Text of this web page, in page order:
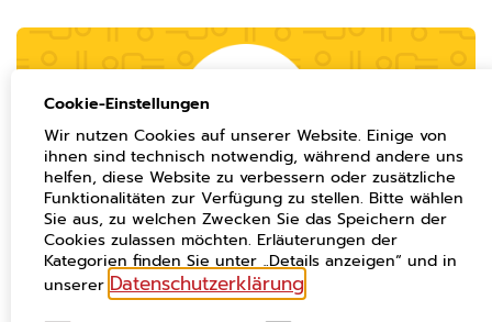
Der Schlüssel für eine moderne und
souveräne Verwaltung
Cookie-Einstellungen
Wir nutzen Cookies auf unserer Website. Einige von
ihnen sind technisch notwendig, während andere uns
helfen, diese Website zu verbessern oder zusätzliche
Funktionalitäten zur Verfügung zu stellen. Bitte wählen
Sie aus, zu welchen Zwecken Sie das Speichern der
Cookies zulassen möchten. Erläuterungen der
Kategorien finden Sie unter „Details anzeigen“ und in
unserer Datenschutzerklärung